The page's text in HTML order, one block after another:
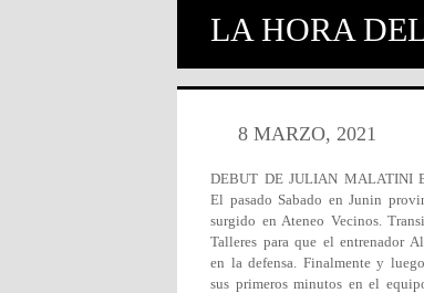
LA HORA
8 MARZO, 2021
DEBUT DE JULIAN MALATINI
El pasado Sabado en Junin
surgido en Ateneo Vecinos.
Talleres para que el entrenador
en la defensa. Finalmente y
sus primeros minutos en el